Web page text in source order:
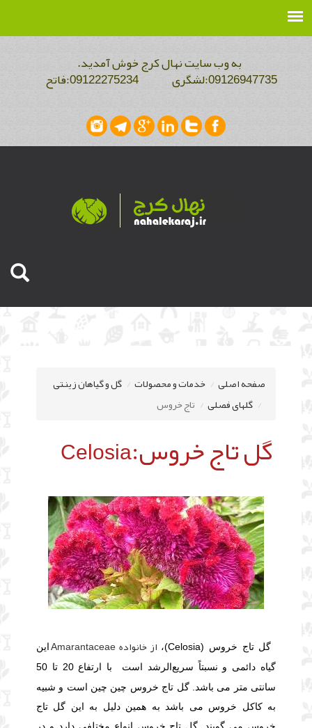
به وب سایت نهال کرج خوش آمدید.
صفحه اصلی خدمات و محصولات
گل و گیاهان زینتی
گلهای فصلی
تاج خروس
گل تاج خروس:Celosia
گل تاج خروس (Celosia)، از خانواده Amarantaceae
این
گیاه دائمی و نسبتاً سریع‌الرشد است
با ارتفاع 20 تا 50
سانتی متر می باشد. گل تاج خروس چین چین است و شبیه
به کاکل خروس می باشد به همین دلیل به این گل تاج